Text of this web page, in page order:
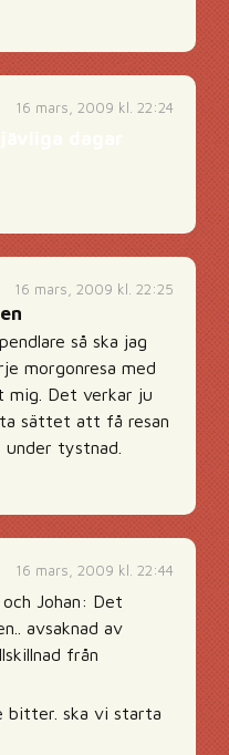
16 mars, 2009 kl. 22:24
16 mars, 2009 kl. 22:25
så ska jag
morgonresa med
Det verkar ju
sättet att få resan
tystnad.
16 mars, 2009 kl. 22:44
Johan: Det
avsaknad av
från
bitter. ska vi starta